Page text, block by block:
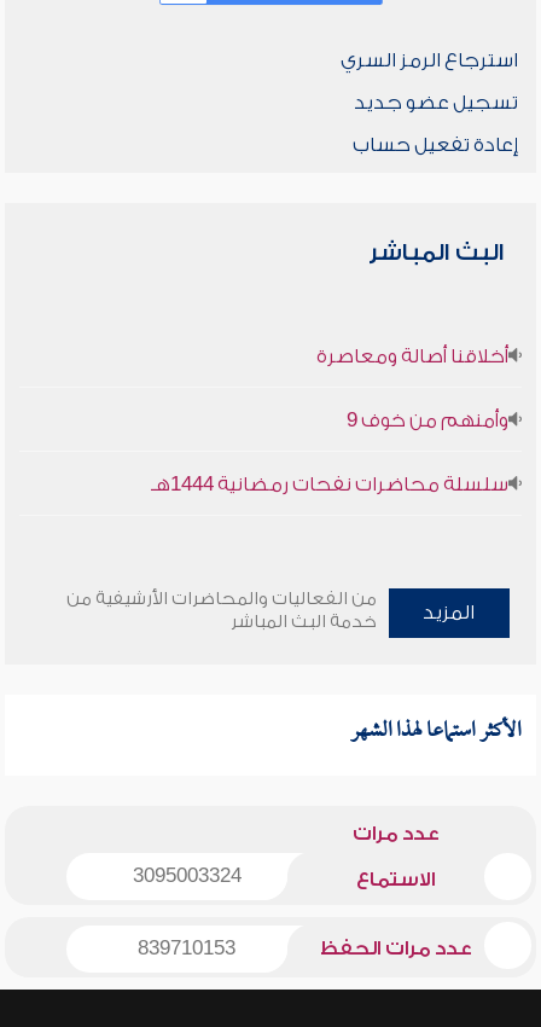
استرجاع الرمز السري
تسجيل عضو جديد
إعادة تفعيل حساب
البث المباشر
أخلاقنا أصالة ومعاصرة
وأمنهم من خوف 9
سلسلة محاضرات نفحات رمضانية 1444هـ
المزيد
من الفعاليات والمحاضرات الأرشيفية من
خدمة البث المباشر
الأكثر استماعا لهذا الشهر
عدد مرات
الاستماع 3095003324
عدد مرات الحفظ 839710153